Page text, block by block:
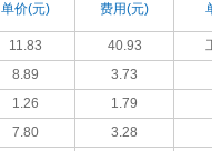
单价(元) 费用(元)
11.83 40.93
8.89 3.73
1.26 1.79
7.80 3.28